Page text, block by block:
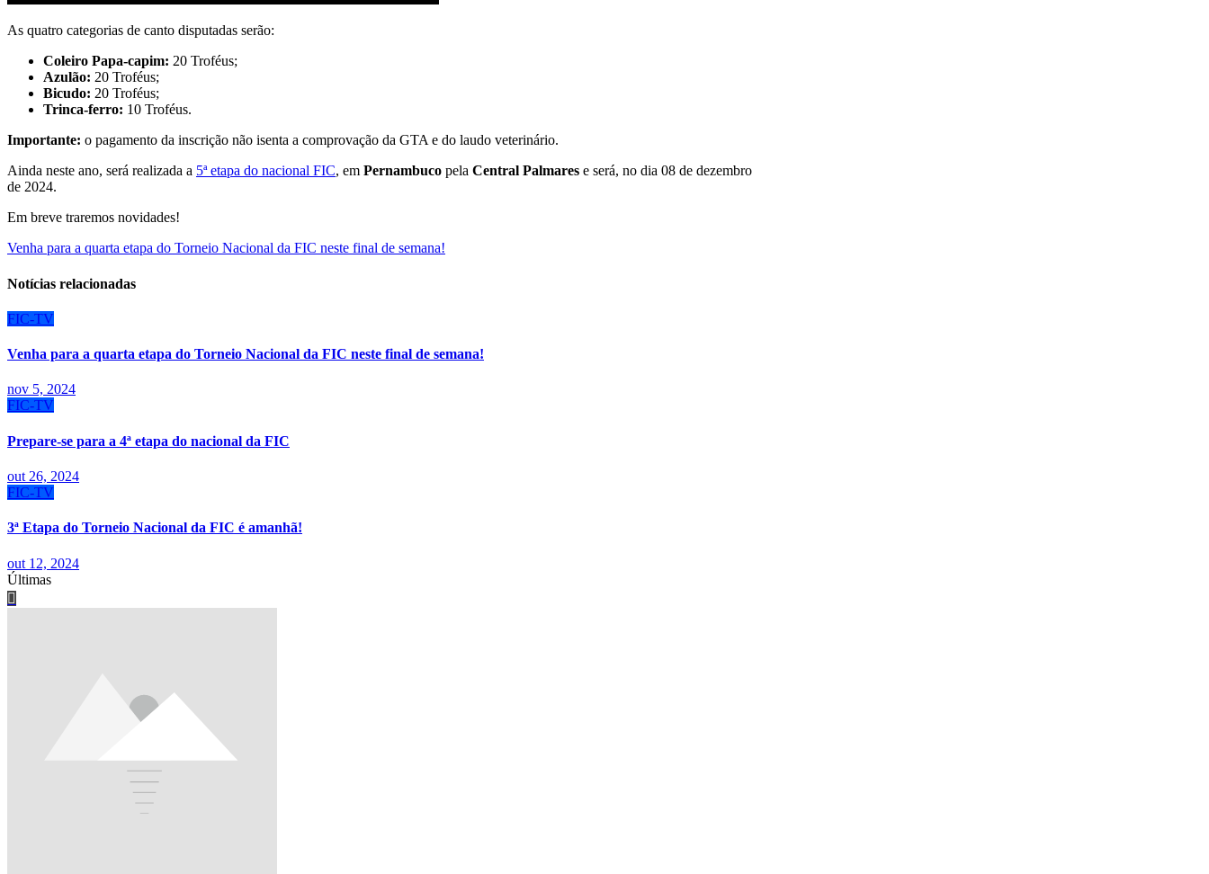
As quatro categorias de canto disputadas serão:
Coleiro Papa-capim: 20 Troféus;
Azulão: 20 Troféus;
Bicudo: 20 Troféus;
Trinca-ferro: 10 Troféus.
Importante: o pagamento da inscrição não isenta a comprovação da GTA e do laudo veterinário.
Ainda neste ano, será realizada a 5ª etapa do nacional FIC, em Pernambuco pela Central Palmares e será, no dia 08 de dezembro
de 2024.
Em breve traremos novidades!
Navegação
de
Venha para a quarta etapa do Torneio Nacional da FIC neste final de semana!
Notícias relacionadas
FIC-TV
Venha para a quarta etapa do Torneio Nacional da FIC neste final de semana!
nov 5, 2024
FIC-TV
Prepare-se para a 4ª etapa do nacional da FIC
out 26, 2024
FIC-TV
3ª Etapa do Torneio Nacional da FIC é amanhã!
out 12, 2024
Últimas